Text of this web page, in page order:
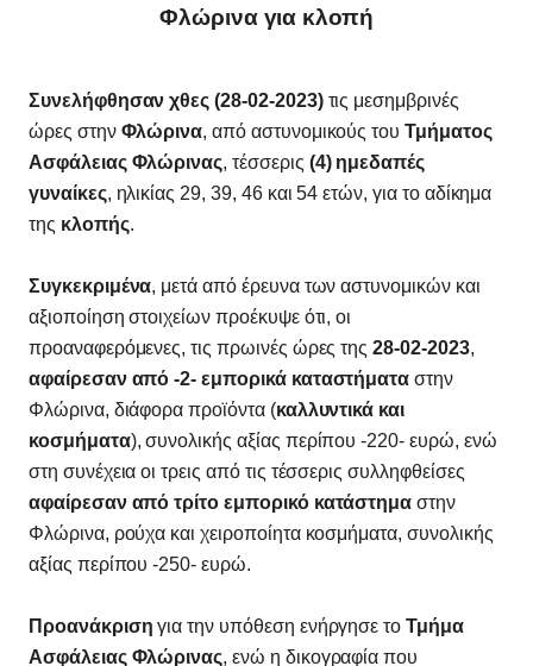
Φλώρινα για κλοπή
Συνελήφθησαν χθες (28-02-2023) τις μεσημβρινές
ώρες στην Φλώρινα, από αστυνομικούς τουΤμήματος
Ασφάλειας Φλώρινας, τέσσερις (4) ημεδαπές
γυναίκες, ηλικίας 29, 39, 46 και 54 ετών, για το αδίκημα
της κλοπής.
Συγκεκριμένα, μετά από έρευνα των αστυνομικών και
αξιοποίηση στοιχείων προέκυψε ότι, οι
προαναφερόμενες, τις πρωινές ώρες της28-02-2023,
αφαίρεσαν από -2- εμπορικά καταστήματαστην
Φλώρινα, διάφορα προϊόντα (καλλυντικά και
κοσμήματα), συνολικής αξίας περίπου -220- ευρώ, ενώ
στη συνέχεια οι τρεις από τις τέσσερις συλληφθείσες
αφαίρεσαν από τρίτο εμπορικό κατάστημαστην
Φλώρινα, ρούχα και χειροποίητα κοσμήματα, συνολικής
αξίας περίπου -250- ευρώ.
Προανάκρισηγια την υπόθεση ενήργησε τοΤμήμα
Ασφάλειας Φλώρινας, ενώ η δικογραφία που